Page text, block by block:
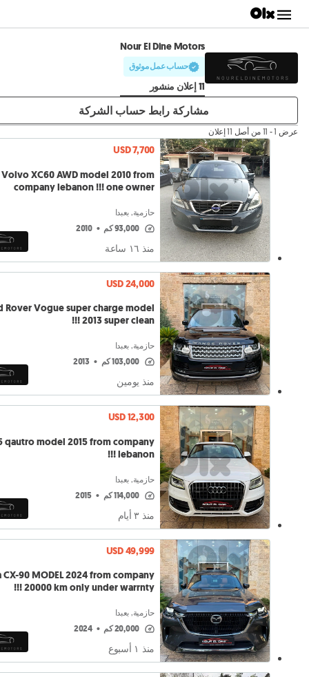
Nour El Dine Motors
حساب عمل موثوق
11 إعلان منشور
مشاركة رابط حساب الشركة
عرض 1 - 11 من أصل 11 إعلان
USD 7,700
Volvo XC60 AWD model 2010 from
company lebanon !!! one owner
حازمية, بعبدا
93,000 كم •
2010
منذ ١٦ ساعة
USD 24,000
Rover Vogue super charge model
2013 super clean !!!
حازمية, بعبدا
103,000 كم •
2013
منذ يومين
USD 12,300
qautro model 2015 from company
lebanon !!!
حازمية, بعبدا
114,000 كم •
2015
منذ ٣ أيام
USD 49,999
CX-90 MODEL 2024 from company
!!! 20000 km only under warrnty
حازمية, بعبدا
20,000 كم •
2024
منذ ١ أسبوع